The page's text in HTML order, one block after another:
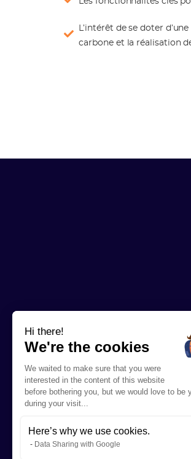
L’intérêt de se doter
carbone et la réalisation
Hi there!
We're the cookies
We waited to make sure that you were
interested in the content of this website
before bothering you, but we would love to be
during your visit...
Here’s why we use cookies.
Data Sharing with Google